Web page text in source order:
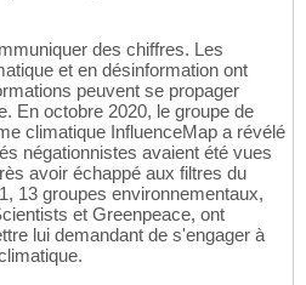
des chiffres. Les
et en désinformation ont
peuvent se propager
En octobre 2020, le groupe de
climatique InfluenceMap a révélé
négationnistes avaient été vues
avoir échappé aux filtres du
13 groupes environnementaux,
et Greenpeace, ont
lui demandant de s'engager à